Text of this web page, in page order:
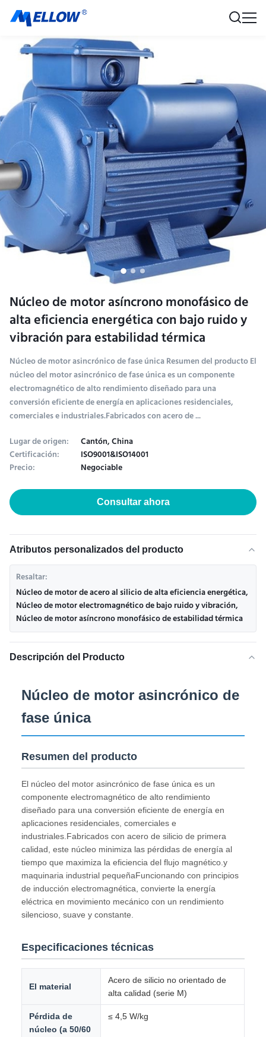
Núcleo de motor asíncrono monofásico de
alta eficiencia energética con bajo ruido y
vibración para estabilidad térmica
Núcleo de motor asincrónico de fase única Resumen del producto El
núcleo del motor asincrónico de fase única es un componente
electromagnético de alto rendimiento diseñado para una
conversión eficiente de energía en aplicaciones residenciales,
comerciales e industriales.Fabricados con acero de ...
Lugar de origen:
Cantón, China
Certificación: ISO9001&ISO14001
Precio: Negociable
Consultar ahora
Atributos personalizados del producto
Resaltar:
Núcleo de motor de acero al silicio de alta eficiencia energética,
Núcleo de motor electromagnético de bajo ruido y vibración,
Núcleo de motor asíncrono monofásico de estabilidad térmica
Descripción del Producto
Núcleo de motor asincrónico de
fase única
Resumen del producto
El núcleo del motor asincrónico de fase única es un
componente electromagnético de alto rendimiento
diseñado para una conversión eficiente de energía en
aplicaciones residenciales, comerciales e
industriales.Fabricados con acero de silicio de primera
calidad, este núcleo minimiza las pérdidas de energía al
tiempo que maximiza la eficiencia del flujo magnético.y
maquinaria industrial pequeñaFuncionando con principios
de inducción electromagnética, convierte la energía
eléctrica en movimiento mecánico con un rendimiento
silencioso, suave y constante.
Especificaciones técnicas
El material
Acero de silicio no orientado de
alta calidad (serie M)
Pérdida de
núcleo (a 50/60
≤ 4,5 W/kg